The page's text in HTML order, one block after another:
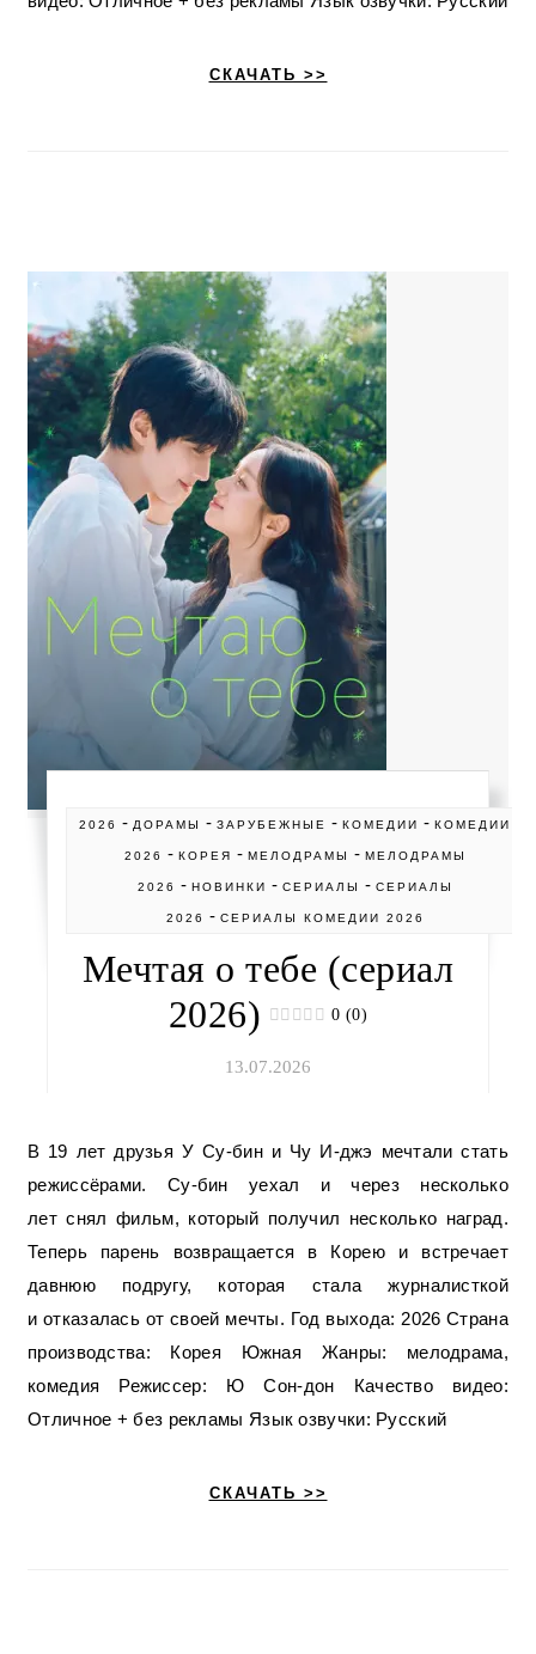
СКАЧАТЬ >>
2026 - ДОРАМЫ -ЗАРУБЕЖНЫЕ -КОМЕДИИ -КОМЕДИИ
2026 - КОРЕЯ - МЕЛОДРАМЫ - МЕЛОДРАМЫ
2026 - НОВИНКИ - СЕРИАЛЫ - СЕРИАЛЫ
2026 - СЕРИАЛЫ КОМЕДИИ 2026
Мечтая о тебе (сериал
2026)
0 (0)
13.07.2026
В 19 лет друзья У Су-бин и Чу И-джэ мечтали стать
режиссёрами. Су-бин уехал и через несколько
лет снял фильм, который получил несколько наград.
Теперь парень возвращается в Корею и встречает
давнюю подругу, которая стала журналисткой
и отказалась от своей мечты. Год выхода: 2026 Страна
производства: Корея Южная Жанры: мелодрама,
комедия Режиссер: Ю Сон-дон Качество видео:
Отличное + без рекламы Язык озвучки: Русский
СКАЧАТЬ >>